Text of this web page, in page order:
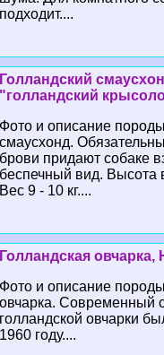
подходит....
Голландский
"голландский
Фото и описание
смаусхонд.
брови придают собаке
беспечный вид. Высота
Вес 9 - 10 кг....
Голландская овчарка,
Фото и описание
овчарка. Современный
голландской овчарки
1960 году....